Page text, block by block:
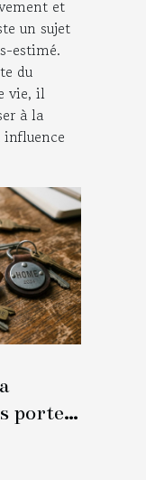
et
un sujet
estimé.
du
vie, il
à la
porte-